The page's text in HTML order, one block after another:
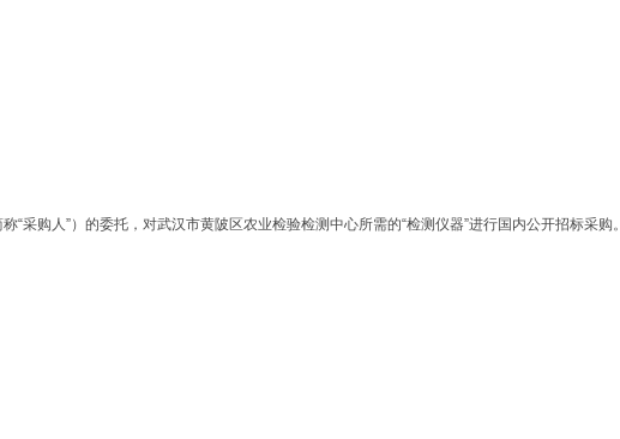
“采购人”）的委托，对武汉市黄陂区农业检验检测中心所需的“检测仪器”进行国内公开招标采购。